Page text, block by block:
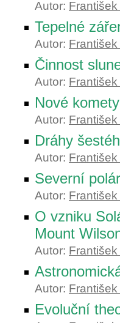
Autor: František
Tepelné
Autor: František
Činnost
Autor: František
Nové komety
Autor: František
Dráhy
Autor: František
Severní
Autor: František
O vzniku
Mount
Autor: František
Autor: František
Evoluční